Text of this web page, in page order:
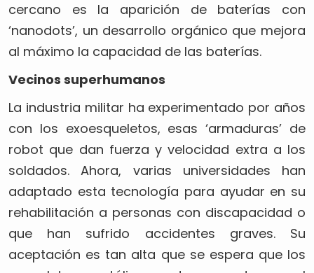
cercano es la aparición de baterías con
‘nanodots’, un desarrollo orgánico que mejora
al máximo la capacidad de las baterías.
Vecinos superhumanos
La industria militar ha experimentado por años
con los exoesqueletos, esas ‘armaduras’ de
robot que dan fuerza y velocidad extra a los
soldados. Ahora, varias universidades han
adaptado esta tecnología para ayudar en su
rehabilitación a personas con discapacidad o
que han sufrido accidentes graves. Su
aceptación es tan alta que se espera que los